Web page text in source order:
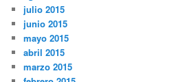
julio 2015
junio 2015
mayo 2015
abril 2015
marzo 2015